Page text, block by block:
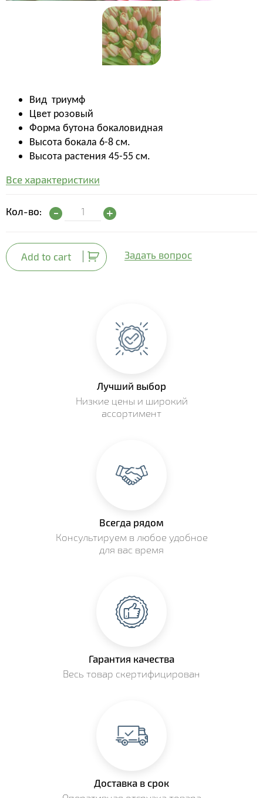
Вид триумф
Цвет розовый
Форма бутона бокаловидная
Высота бокала 6-8 см.
Высота растения 45-55 см.
Все характеристики
Кол-во: Тюльпан Tresor quantity
Add to cart Задать вопрос
Лучший выбор
Низкие цены и широкий
ассортимент
Всегда рядом
Консультируем в любое удобное
для вас время
Гарантия качества
Весь товар скертифицирован
Доставка в срок